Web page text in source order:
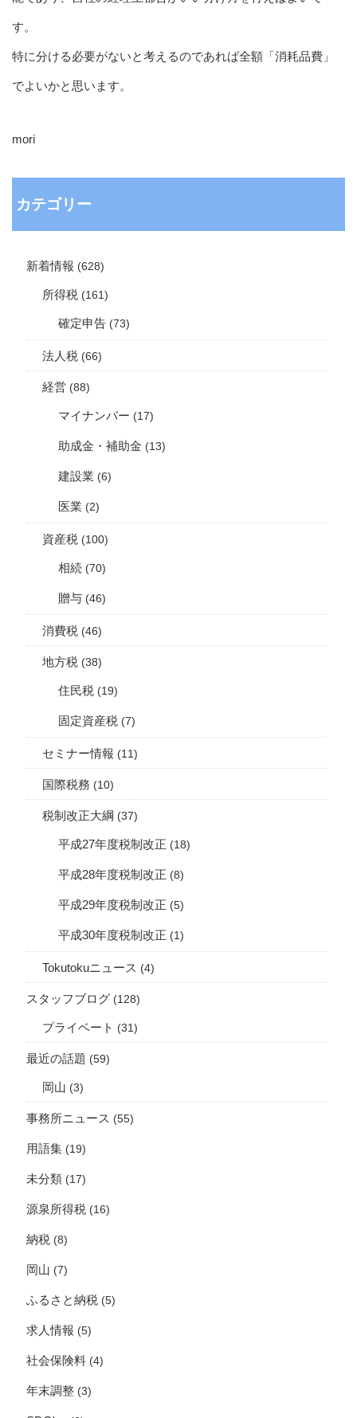
す。
特に分ける必要がないと考えるのであれば全額「消耗品費」
でよいかと思います。
mori
カテゴリー
新着情報 (628)
所得税 (161)
確定申告 (73)
法人税 (66)
経営 (88)
マイナンバー (17)
助成金・補助金 (13)
建設業 (6)
医業 (2)
資産税 (100)
相続 (70)
贈与 (46)
消費税 (46)
地方税 (38)
住民税 (19)
固定資産税 (7)
セミナー情報 (11)
国際税務 (10)
税制改正大綱 (37)
平成27年度税制改正 (18)
平成28年度税制改正 (8)
平成29年度税制改正 (5)
平成30年度税制改正 (1)
Tokutokuニュース (4)
スタッフブログ (128)
プライベート (31)
最近の話題 (59)
岡山 (3)
事務所ニュース (55)
用語集 (19)
未分類 (17)
源泉所得税 (16)
納税 (8)
岡山 (7)
ふるさと納税 (5)
求人情報 (5)
社会保険料 (4)
年末調整 (3)